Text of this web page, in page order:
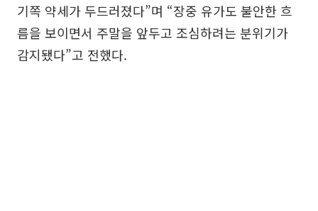
기쪽 약세가 두드러졌다”며 “장중 유가도 불안한 흐
름을 보이면서 주말을 앞두고 조심하려는 분위기가
감지됐다”고 전했다.